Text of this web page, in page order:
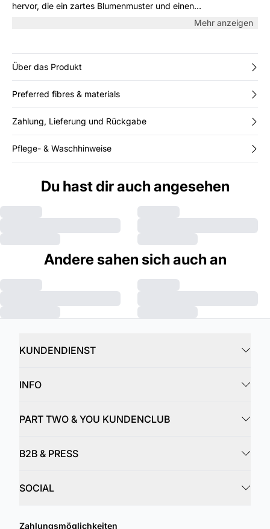
hervor, die ein zartes Blumenmuster und einen
schmeichelhaften V-Ausschnitt aufweist. Ihr leichtes Material
und die lockere Passform sorgen für Komfort und Stil, perfekt
Sie sie mit maßgeschneiderten Hosen oder Denim für einen
vielseitigen Look.
Mehr anzeigen
Über das Produkt
Preferred fibres & materials
Zahlung, Lieferung und Rückgabe
Pflege- & Waschhinweise
Du hast dir auch angesehen
Andere sahen sich auch an
KUNDENDIENST
INFO
PART TWO & YOU KUNDENCLUB
B2B & PRESS
SOCIAL
Zahlungsmöglichkeiten